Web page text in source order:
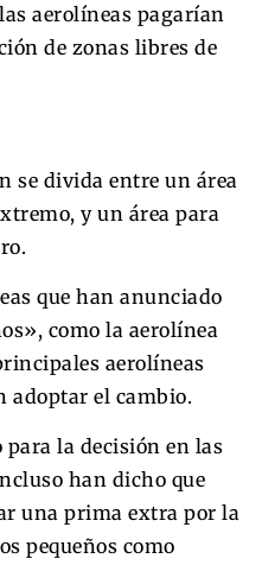
aerolíneas pagarían
de zonas libres de
se divida entre un área
y un área para
que han anunciado
como la aerolínea
aerolíneas
adoptar el cambio.
la decisión en las
han dicho que
una prima extra por la
pequeños como